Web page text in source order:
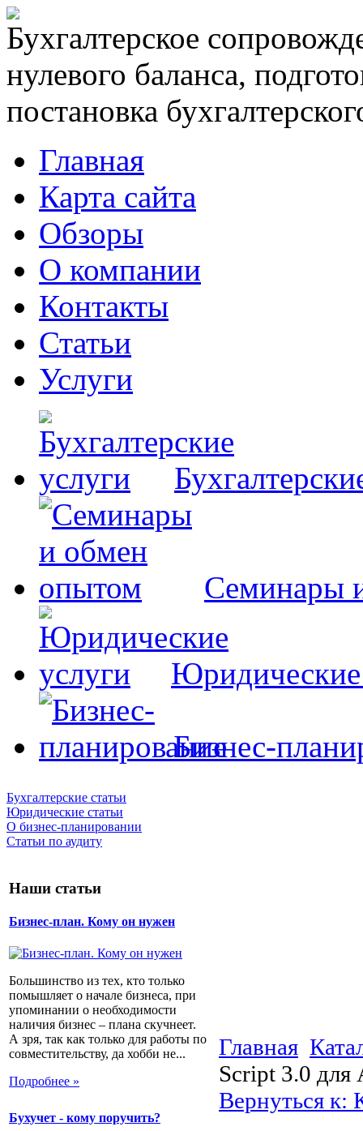
Бухгалтерское
нулевого баланса,
постановка
Главная
Карта сайта
Обзоры
О компании
Контакты
Статьи
Услуги
Семинары
Юридические
Бизнес-
Бухгалтерские статьи
Юридические статьи
О бизнес-планировании
Статьи по аудиту
Наши статьи
Бизнес-план. Кому он нужен
Большинство из тех, кто только
помышляет о начале бизнеса, при
упоминании о необходимости
наличия бизнес – плана скучнеет.
А зря, так как только для работы по
совместительству, да хобби не...
Подробнее »
Бухучет - кому поручить?
Главная
Script 3.0 для
Вернуться к: